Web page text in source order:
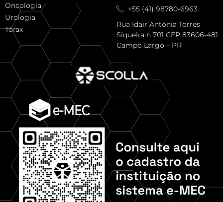
Oncologia
Urologia
Tórax
+55 (41) 98780-6963
Rua Idair Antônia Torres
Siqueira n 701 CEP 83606-481
Campo Largo – PR